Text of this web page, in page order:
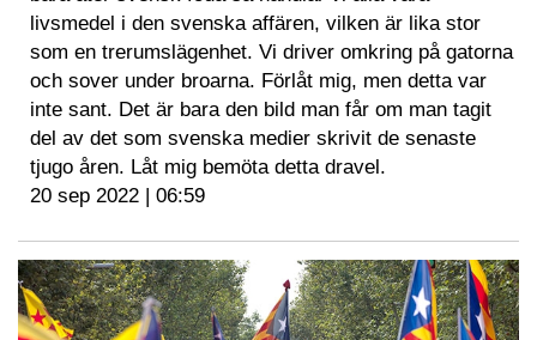
livsmedel i den svenska affären, vilken är lika stor
som en trerumslägenhet. Vi driver omkring på gatorna
och sover under broarna. Förlåt mig, men detta var
inte sant. Det är bara den bild man får om man tagit
del av det som svenska medier skrivit de senaste
tjugo åren. Låt mig bemöta detta dravel.
20 sep 2022 | 06:59